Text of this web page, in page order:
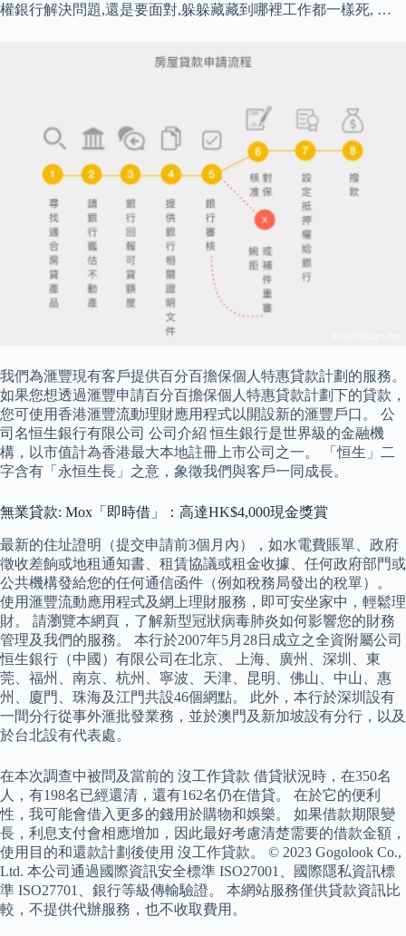
權銀行解決問題,還是要面對,躲躲藏藏到哪裡工作都一樣死, …
我們為滙豐現有客戶提供百分百擔保個人特惠貸款計劃的服務。
如果您想透過滙豐申請百分百擔保個人特惠貸款計劃下的貸款，
您可使用香港滙豐流動理財應用程式以開設新的滙豐戶口。 公
司名恒生銀行有限公司 公司介紹 恒生銀行是世界級的金融機
構，以市值計為香港最大本地註冊上市公司之一。 「恒生」二
字含有「永恒生長」之意，象徵我們與客戶一同成長。
無業貸款: Mox「即時借」：高達HK$4,000現金獎賞
最新的住址證明（提交申請前3個月內），如水電費賬單、政府
徵收差餉或地租通知書、租賃協議或租金收據、任何政府部門或
公共機構發給您的任何通信函件（例如稅務局發出的稅單）。
使用滙豐流動應用程式及網上理財服務，即可安坐家中，輕鬆理
財。 請瀏覽本網頁，了解新型冠狀病毒肺炎如何影響您的財務
管理及我們的服務。 本行於2007年5月28日成立之全資附屬公司
恒生銀行（中國）有限公司在北京、 上海、廣州、深圳、東
莞、福州、南京、杭州、寧波、天津、昆明、佛山、中山、惠
州、廈門、珠海及江門共設46個網點。 此外，本行於深圳設有
一間分行從事外滙批發業務，並於澳門及新加坡設有分行，以及
於台北設有代表處。
在本次調查中被問及當前的 沒工作貸款 借貸狀況時，在350名
人，有198名已經還清，還有162名仍在借貸。 在於它的便利
性，我可能會借入更多的錢用於購物和娛樂。 如果借款期限變
長，利息支付會相應增加，因此最好考慮清楚需要的借款金額，
使用目的和還款計劃後使用 沒工作貸款。 © 2023 Gogolook Co.,
Ltd. 本公司通過國際資訊安全標準 ISO27001、國際隱私資訊標
準 ISO27701、銀行等級傳輸驗證。 本網站服務僅供貸款資訊比
較，不提供代辦服務，也不收取費用。